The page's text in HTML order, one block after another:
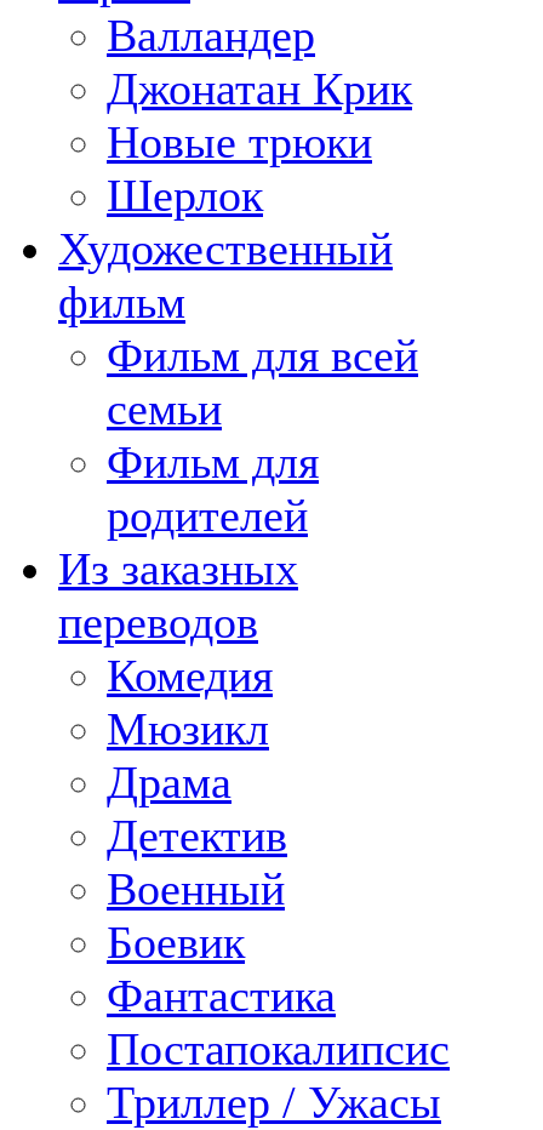
Валландер
Джонатан Крик
Новые трюки
Шерлок
Художественный
фильм
Фильм для всей
семьи
Фильм для
родителей
Из заказных
переводов
Комедия
Мюзикл
Драма
Детектив
Военный
Боевик
Фантастика
Постапокалипсис
Триллер / Ужасы